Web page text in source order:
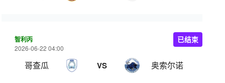
智利丙
2026-06-22 04:00
哥查瓜 VS 奥索尔诺
已结束